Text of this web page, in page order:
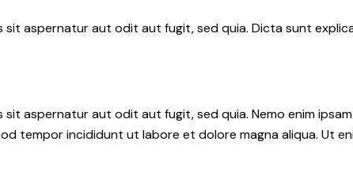
aspernatur aut odit aut fugit, sed quia. Dicta sunt
aspernatur aut odit aut fugit, sed quia. Nemo enim
tempor incididunt ut labore et dolore magna aliqua. Ut